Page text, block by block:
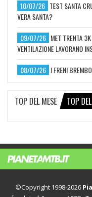
10/07/26 TEST SANTA
VERA SANTA?
09/07/26 MET TRENTA
VENTILAZIONE LAVORANO
08/07/26 I FRENI
TOP DEL MESE TOP
©Copyright 1998-2026